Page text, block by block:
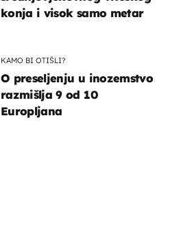
konja i visok samo metar
KAMO BI OTIŠLI?
O preseljenju u inozemstvo
razmišlja 9 od 10
Europljana